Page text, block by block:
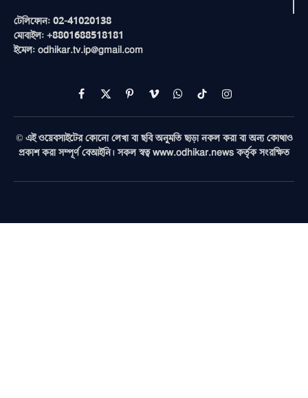
টেলিফোন: 02-41020138
মোবাইল: +8801688518181
ইমেল: odhikar.tv.ip@gmail.com
Facebook
X
(Twitter)
PinterestVimeoWhatsAppTikTokInstagram
© এই ওয়েবসাইটের কোনো লেখা বা ছবি অনুমতি ছাড়া নকল করা বা অন্য কোথাও
প্রকাশ করা সম্পূর্ণ বেআইনি। সকল স্বত্ব www.odhikar.news কর্তৃক সংরক্ষিত